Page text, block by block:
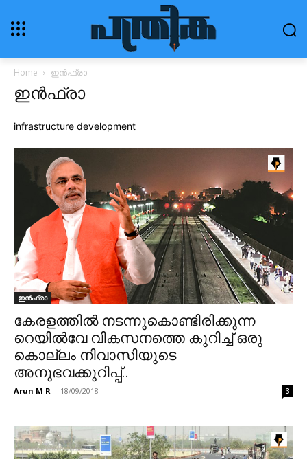
Home ഇൻഫ്രാ
ഇൻഫ്രാ
infrastructure development
ഇൻഫ്രാ
കേരളത്തിൽ നടന്നുകൊണ്ടിരിക്കുന്ന
റെയിൽവേ വികസനത്തെ കുറിച്ച് ഒരു
കൊല്ലം നിവാസിയുടെ
അനുഭവക്കുറിപ്പ്..
Arun M R - 18/09/2018 3